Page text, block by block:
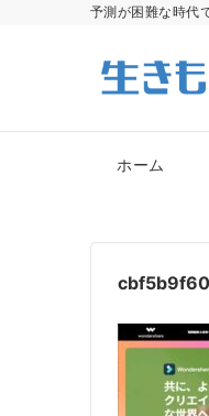
予測が困難な時代
ホーム